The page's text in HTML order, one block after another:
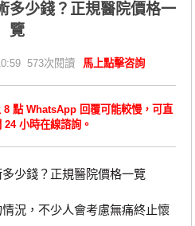
多少錢？正規醫院價格一
覽
573次閱讀 馬上點擊咨詢
點 WhatsApp 回覆可能較慢，可直
24 小時在線諮詢。
少錢？正規醫院價格一覽
，不少人會考慮無痛終止懷